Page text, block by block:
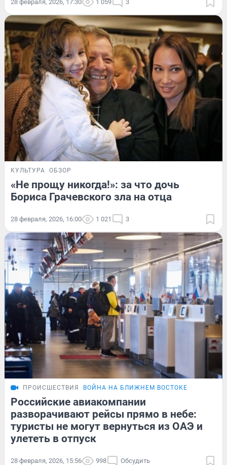
28 февраля, 2026, 17:30 1 059 3
КУЛЬТУРА ОБЗОР
«Не прощу никогда!»: за что дочь
Бориса Грачевского зла на отца
28 февраля, 2026, 16:00 1 021 3
ПРОИСШЕСТВИЯ ВОЙНА НА БЛИЖНЕМ ВОСТОКЕ
Российские авиакомпании
разворачивают рейсы прямо в небе:
туристы не могут вернуться из ОАЭ и
улететь в отпуск
28 февраля, 2026, 15:56 998 Обсудить